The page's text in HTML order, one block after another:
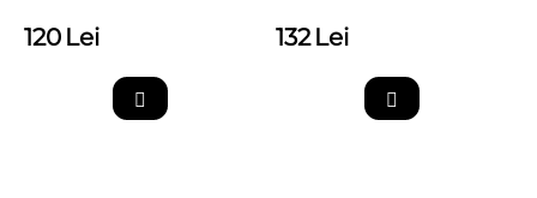
120 Lei 132 Lei